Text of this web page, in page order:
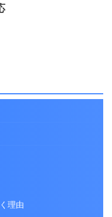
理由